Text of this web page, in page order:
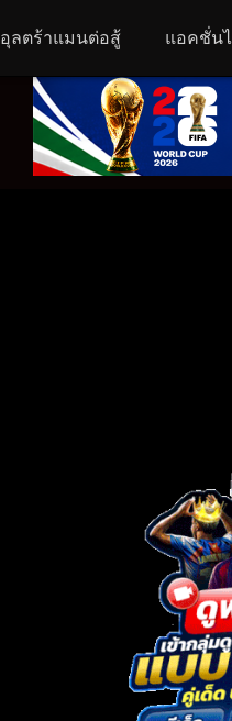
อุลตร้าแมนต่อสู้ แอคชั่น